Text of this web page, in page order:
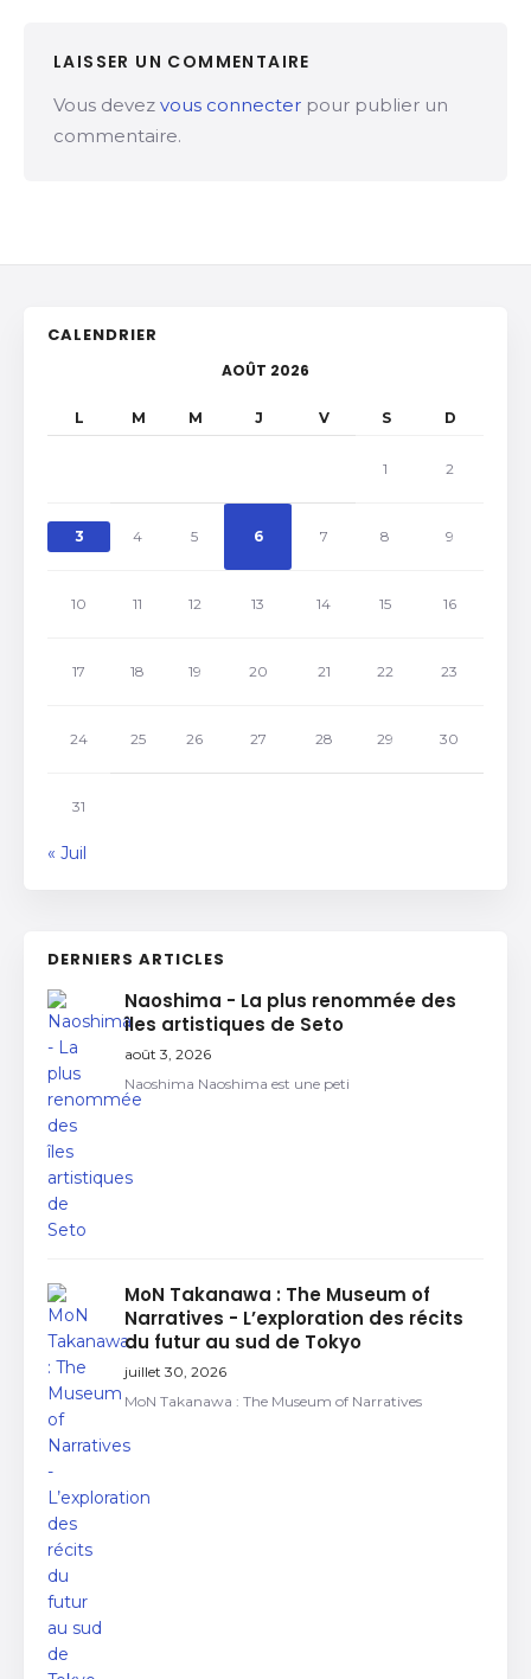
LAISSER UN COMMENTAIRE
Vous devez vous connecter pour publier un
commentaire.
CALENDRIER
AOÛT 2026
L M M J V S D
1 2
3 4 5 6 7 8 9
10 11 12 13 14 15 16
17 18 19 20 21 22 23
24 25 26 27 28 29 30
31
« Juil
DERNIERS ARTICLES
Naoshima - La plus renommée des
îles artistiques de Seto
août 3, 2026
Naoshima Naoshima est une peti
MoN Takanawa : The Museum of
Narratives - L’exploration des récits
du futur au sud de Tokyo
juillet 30, 2026
MoN Takanawa : The Museum of Narratives